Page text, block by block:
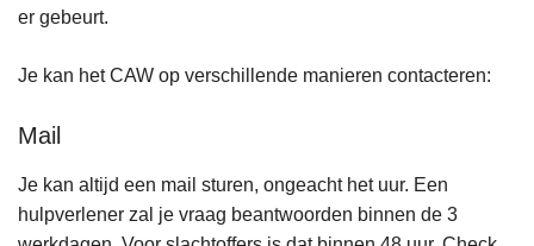
er gebeurt.
Je kan het CAW op verschillende manieren contacteren:
Mail
Je kan altijd een mail sturen, ongeacht het uur. Een
hulpverlener zal je vraag beantwoorden binnen de 3